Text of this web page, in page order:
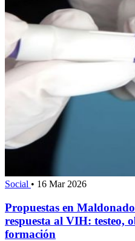
Social • 16 Mar 2026
Propuestas en
respuesta al VIH: testeo,
formación